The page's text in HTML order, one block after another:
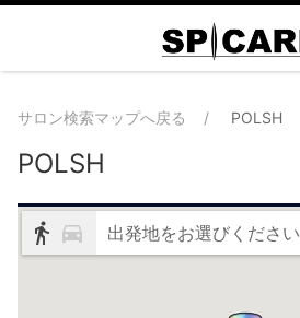
サロン検索マップへ戻る POLSH
POLSH
出発地をお選びください